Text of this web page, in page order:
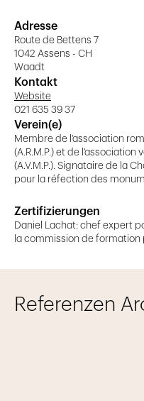
Adresse
Route de Bettens 7
1042 Assens - CH
Waadt
Kontakt
Website
021 635 39 37
Verein(e)
Membre de l'association
(A.R.M.P.) et de
(A.V.M.P.). Signataire de la
pour la réfection des
Zertifizierungen
Daniel Lachat: chef expert
la commission de formation
Referenzen